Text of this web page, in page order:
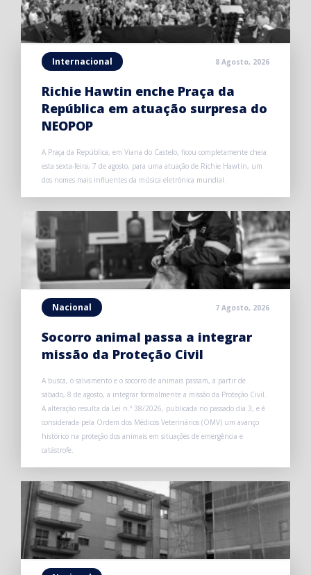
Internacional 8 Agosto, 2026
Richie Hawtin enche Praça da
República em atuação surpresa do
NEOPOP
A Praça da República, em Viana do Castelo, ficou completamente cheia
esta sexta-feira, 7 de agosto, para uma atuação de Richie Hawtin, um
dos nomes mais influentes da música eletrónica mundial.
Nacional 7 Agosto, 2026
Socorro animal passa a integrar
missão da Proteção Civil
A busca, o salvamento e o socorro de animais passam, a partir de
sábado, 8 de agosto, a integrar formalmente a missão da Proteção Civil.
A alteração resulta da Lei n.º 38/2026, publicada no passado dia 3, e é
considerada pela Ordem dos Médicos Veterinários (OMV) um avanço
histórico na proteção dos animais em situações de emergência e
catástrofe.